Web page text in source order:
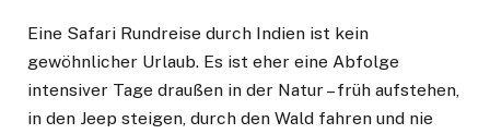
Eine Safari Rundreise durch Indien ist kein
gewöhnlicher Urlaub. Es ist eher eine Abfolge
intensiver Tage draußen in der Natur – früh aufstehen,
in den Jeep steigen, durch den Wald fahren und nie